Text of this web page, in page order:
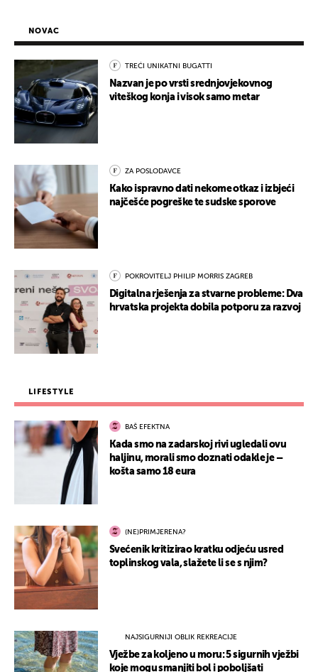
NOVAC
TREĆI UNIKATNI BUGATTI
Nazvan je po vrsti srednjovjekovnog
viteškog konja i visok samo metar
ZA POSLODAVCE
Kako ispravno dati nekome otkaz i izbjeći
najčešće pogreške te sudske sporove
POKROVITELJ PHILIP MORRIS ZAGREB
Digitalna rješenja za stvarne probleme: Dva
hrvatska projekta dobila potporu za razvoj
LIFESTYLE
BAŠ EFEKTNA
Kada smo na zadarskoj rivi ugledali ovu
haljinu, morali smo doznati odakle je –
košta samo 18 eura
(NE)PRIMJERENA?
Svećenik kritizirao kratku odjeću usred
toplinskog vala, slažete li se s njim?
NAJSIGURNIJI OBLIK REKREACIJE
Vježbe za koljeno u moru: 5 sigurnih vježbi
koje mogu smanjiti bol i poboljšati